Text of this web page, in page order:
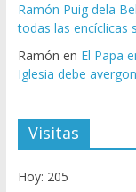
Ramón Puig dela
todas las encíclicas
Ramón en El Papa
Iglesia debe
Visitas
Hoy: 205